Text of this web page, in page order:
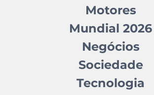
Motores
Mundial 2026
Negócios
Sociedade
Tecnologia